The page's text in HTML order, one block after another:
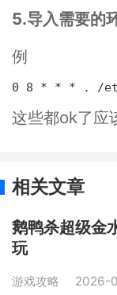
5.导入需要的
例
0 8 * * * . /
这些都ok了应
相关文章
鹅鸭杀超级金
玩
游戏攻略 2026-